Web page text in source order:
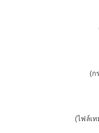
(ก
(ไฟล์เท